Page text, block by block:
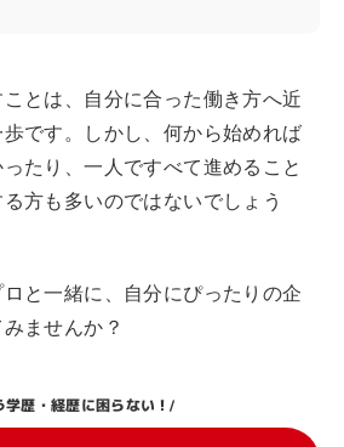
とは、自分に合った働き方へ近
です。しかし、何から始めれば
たり、一人ですべて進めること
方も多いのではないでしょう
と一緒に、自分にぴったりの企
ませんか？
学歴・経歴に困らない！/